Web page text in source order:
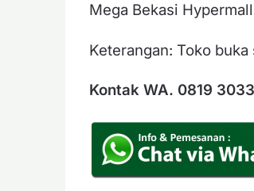
Mega Bekasi
Keterangan: Toko
Kontak WA. 0819